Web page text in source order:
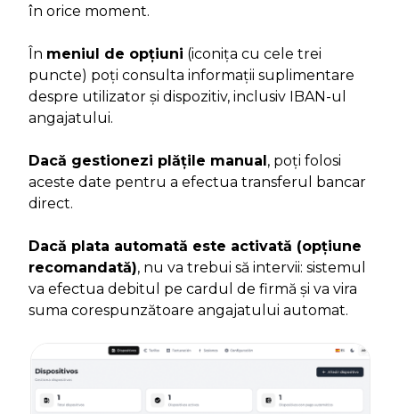
în orice moment.
În meniul de opțiuni (iconița cu cele trei
puncte) poți consulta informații suplimentare
despre utilizator și dispozitiv, inclusiv IBAN-ul
angajatului.
Dacă gestionezi plățile manual , poți folosi
aceste date pentru a efectua transferul bancar
direct.
Dacă plata automată este activată (opțiune
recomandată), nu va trebui să intervii: sistemul
va efectua debitul pe cardul de firmă și va vira
suma corespunzătoare angajatului automat.